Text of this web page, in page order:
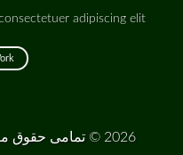
adipiscing elit.
2026 © تمامی حقوق